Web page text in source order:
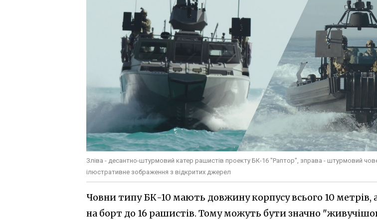
Зліва - десантно-штурмовий катер рашистів проекту БК-16 "Раптор", зправа - штурмовий
ілюстративне зображення з відкритих джерел
Човни типу БК-10 мають довжину корпусу всього 10 метрів,
на борт до 16 рашистів. Тому можуть бути значно